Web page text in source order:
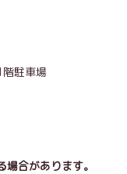
駐車場
合があります。